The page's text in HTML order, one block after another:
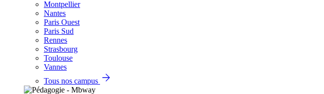
Montpellier
Nantes
Paris Ouest
Paris Sud
Rennes
Strasbourg
Toulouse
Vannes
Tous nos campus